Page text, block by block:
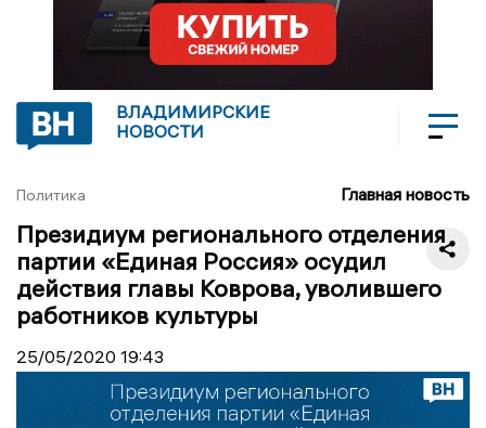
ВЛАДИМИРСКИЕ
НОВОСТИ
Политика Главная новость
Президиум регионального отделения
партии «Единая Россия» осудил
действия главы Коврова, уволившего
работников культуры
25/05/2020 19:43